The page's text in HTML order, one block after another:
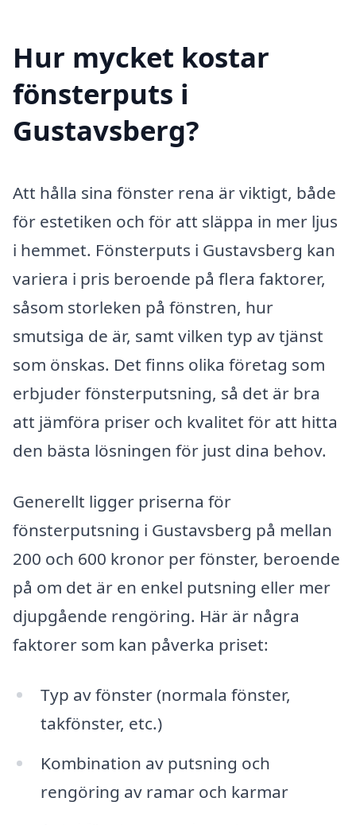
Hur mycket kostar
fönsterputs i
Gustavsberg?
Att hålla sina fönster rena är viktigt, både
för estetiken och för att släppa in mer ljus
i hemmet. Fönsterputs i Gustavsberg kan
variera i pris beroende på flera faktorer,
såsom storleken på fönstren, hur
smutsiga de är, samt vilken typ av tjänst
som önskas. Det finns olika företag som
erbjuder fönsterputsning, så det är bra
att jämföra priser och kvalitet för att hitta
den bästa lösningen för just dina behov.
Generellt ligger priserna för
fönsterputsning i Gustavsberg på mellan
200 och 600 kronor per fönster, beroende
på om det är en enkel putsning eller mer
djupgående rengöring. Här är några
faktorer som kan påverka priset:
Typ av fönster (normala fönster,
takfönster, etc.)
Kombination av putsning och
rengöring av ramar och karmar